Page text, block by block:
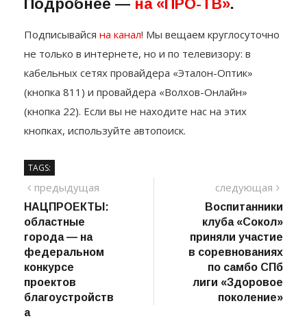
для учеников 9-х классов.
Подробнее —на «ПРО-ТВ».
на канал ! Мы вещаем круглосуточно
не только в интернете, но и по телевизору: в
кабельных сетях провайдера «Эталон-Оптик»
(кнопка 811) и провайдера «Волхов-Онлайн»
(кнопка 22). Если вы не находите нас на этих
кнопках, используйте автопоиск.
TAGS:
Навигация
по
записям
предыдущая
НАЦПРОЕКТЫ:
областные
города — на
федеральном
конкурсе
проектов
следующая
Воспитанники
клуба «Сокол»
приняли участие
в соревнованиях
по самбо СПб